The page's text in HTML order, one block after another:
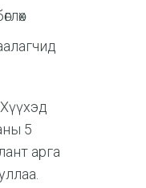
5
арга